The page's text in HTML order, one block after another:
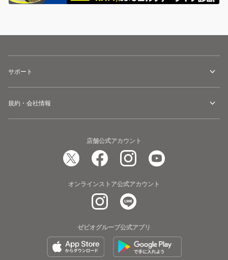
サポート
規約・会社情報
店舗公式アカウント
オンラインストア公式アカウント
ゼビオグループ公式アプリ